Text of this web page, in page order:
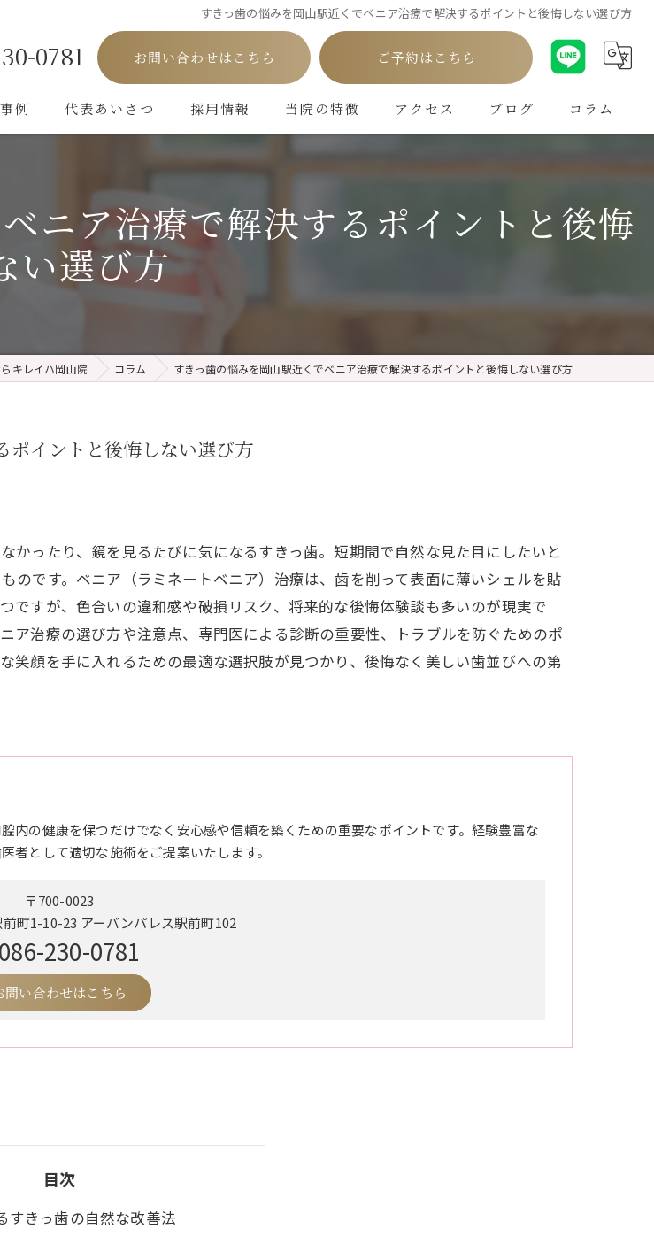
すきっ歯の悩みを岡山駅近くでベニア治療で解決するポイントと後悔しない選び方
0781 お問い合わせはこちら ご予約はこちら
例 代表あいさつ 採用情報 当院の特徴
インプラント
アクセス ブログ コラム
ニア治療で解決するポイントと後悔
い選び方
キレイハ岡山院 コラム すきっ歯の悩みを岡山駅近くでベニア治療で解決するポイントと後悔しない選び方
ポイントと後悔しない選び方
かったり、鏡を見るたびに気になるすきっ歯。短期間で自然な見た目にしたいと
のです。ベニア（ラミネートベニア）治療は、歯を削って表面に薄いシェルを貼
ですが、色合いの違和感や破損リスク、将来的な後悔体験談も多いのが現実で
ア治療の選び方や注意点、専門医による診断の重要性、トラブルを防ぐためのポ
笑顔を手に入れるための最適な選択肢が見つかり、後悔なく美しい歯並びへの第
内の健康を保つだけでなく安心感や信頼を築くための重要なポイントです。経験豊富な
者として適切な施術をご提案いたします。
〒700-0023
町1-10-23 アーバンパレス駅前町102
086-230-0781
問い合わせはこちら
目次
すきっ歯の自然な改善法